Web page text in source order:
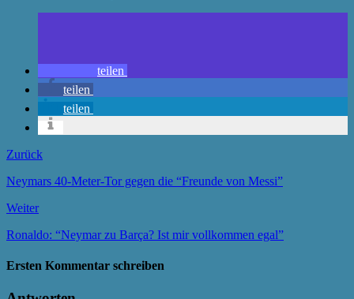
teilen
teilen
teilen
Zurück
Neymars 40-Meter-Tor gegen die “Freunde von Messi”
Weiter
Ronaldo: “Neymar zu Barça? Ist mir vollkommen egal”
Ersten Kommentar schreiben